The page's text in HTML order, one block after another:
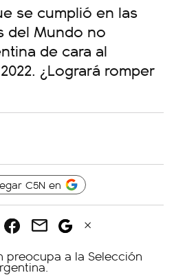
se cumplió en las
del Mundo no
de cara al
¿Logrará romper
C5N en